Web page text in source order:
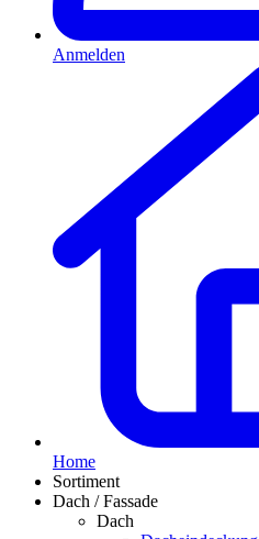
Anmelden
Home
Sortiment
Dach / Fassade
Dach